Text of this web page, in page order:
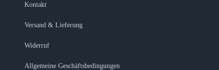
Kontakt
Versand & Lieferung
Widerruf
Allgemeine Geschäftsbedingungen